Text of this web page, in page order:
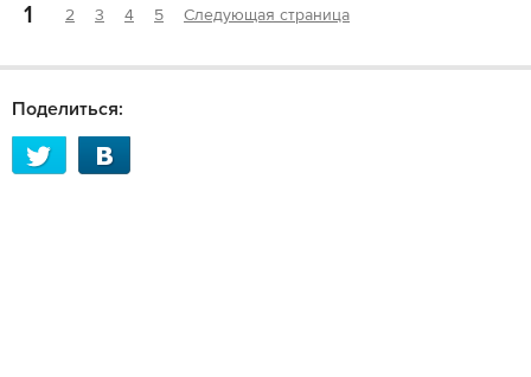
1 2 3 4 5 Следующая страница
Поделиться: